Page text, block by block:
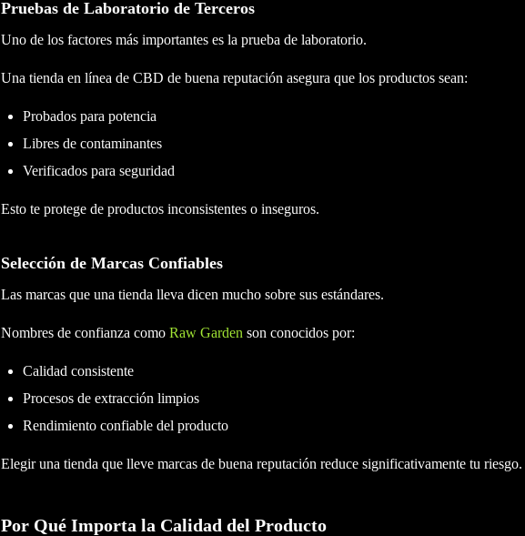
Pruebas de Laboratorio de Terceros
Uno de los factores más importantes es la prueba de laboratorio.
Una tienda en línea de CBD de buena reputación asegura que los productos sean:
Probados para potencia
Libres de contaminantes
Verificados para seguridad
Esto te protege de productos inconsistentes o inseguros.
Selección de Marcas Confiables
Las marcas que una tienda lleva dicen mucho sobre sus estándares.
Nombres de confianza como Raw Garden son conocidos por:
Calidad consistente
Procesos de extracción limpios
Rendimiento confiable del producto
Elegir una tienda que lleve marcas de buena reputación reduce significativamente tu riesgo.
Por Qué Importa la Calidad del Producto